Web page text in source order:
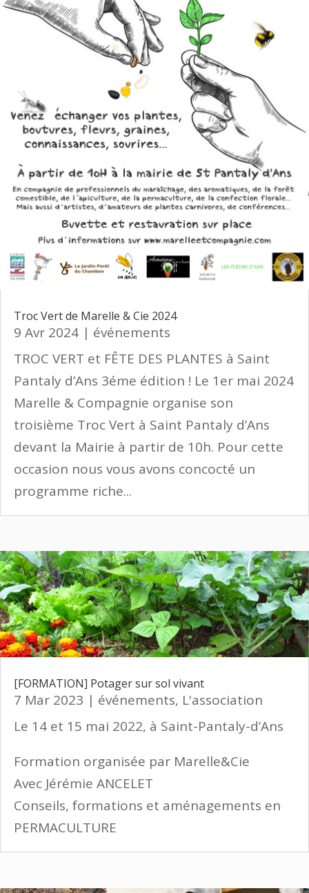
Troc Vert de Marelle & Cie 2024
9 Avr 2024 | événements
TROC VERT et FÊTE DES PLANTES à Saint
Pantaly d’Ans 3éme édition ! Le 1er mai 2024
Marelle & Compagnie organise son
troisième Troc Vert à Saint Pantaly d’Ans
devant la Mairie à partir de 10h. Pour cette
occasion nous vous avons concocté un
programme riche...
[FORMATION] Potager sur sol vivant
7 Mar 2023 | événements, L'association
Le 14 et 15 mai 2022, à Saint-Pantaly-d’Ans
Formation organisée par Marelle&Cie
Avec Jérémie ANCELET
Conseils, formations et aménagements en
PERMACULTURE